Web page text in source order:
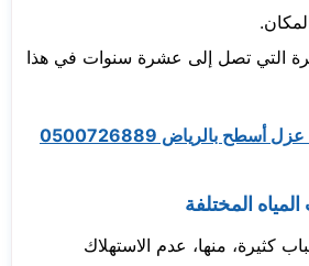
التي تصل إلى عشرة سنوات في هذا
بالرياض 0500726889
المختلفة
كثيرة، منها، عدم الاستهلاك